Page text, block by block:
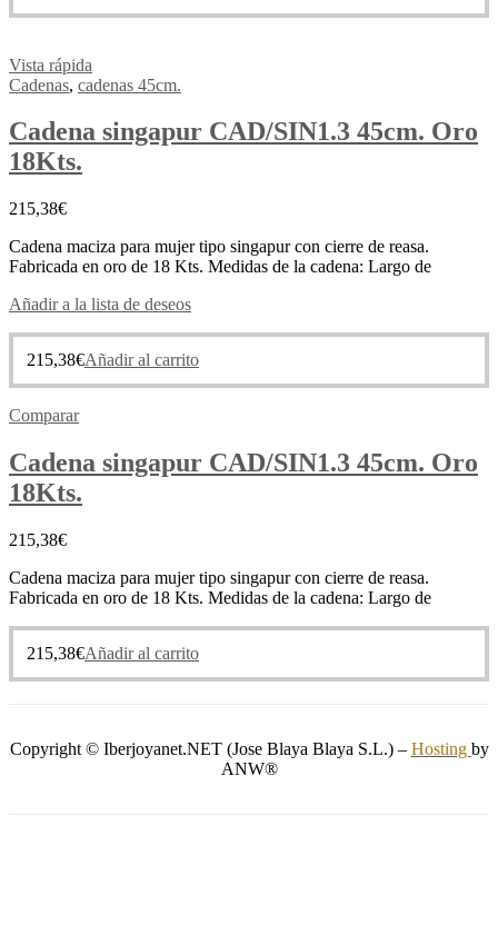
Vista rápida
Cadenas, cadenas 45cm.
Cadena singapur CAD/SIN1.3 45cm. Oro
18Kts.
215,38€
Cadena maciza para mujer tipo singapur con cierre de reasa.
Fabricada en oro de 18 Kts. Medidas de la cadena: Largo de
Añadir a la lista de deseos
215,38€Añadir al carrito
Comparar
Cadena singapur CAD/SIN1.3 45cm. Oro
18Kts.
215,38€
Cadena maciza para mujer tipo singapur con cierre de reasa.
Fabricada en oro de 18 Kts. Medidas de la cadena: Largo de
215,38€Añadir al carrito
Copyright © Iberjoyanet.NET (Jose Blaya Blaya S.L.) – Hosting by
ANW®